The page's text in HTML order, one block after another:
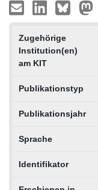
Zugehörige
Institution(en)
am KIT
Publikationstyp
Publikationsjahr
Sprache
Identifikator